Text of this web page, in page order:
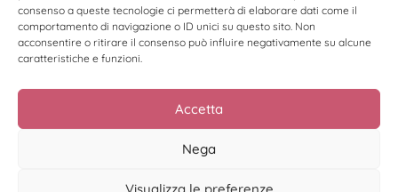
consenso a queste tecnologie ci permetterà di elaborare dati come il
comportamento di navigazione o ID unici su questo sito. Non
acconsentire o ritirare il consenso può influire negativamente su alcune
caratteristiche e funzioni.
Accetta
Nega
Visualizza le preferenze